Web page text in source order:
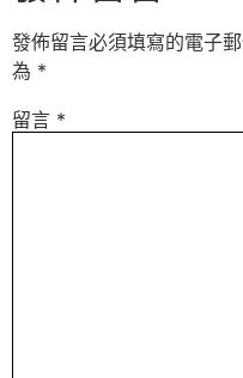
發佈留言必須填寫的電子
為 *
留言 *